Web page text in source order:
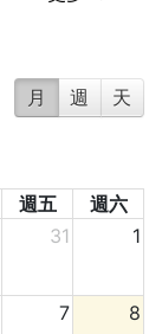
月 週 天
週五
週六
31 1
7 8